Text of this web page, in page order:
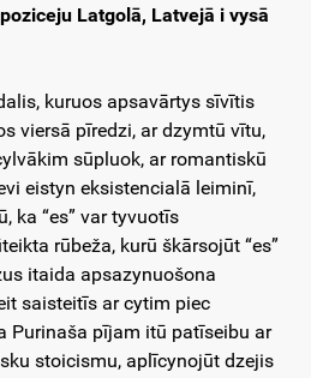
Latgolā, Latvejā i vysā
kuruos apsavārtys sīvītis
viersā pīredzi, ar dzymtū vītu,
sūpluok, ar romantiskū
eistyn eksistencialā leiminī,
ka “es” var tyvuotīs
rūbeža, kurū škārsojūt “es”
itaida apsazynuošona
saisteitīs ar cytim piec
Purinaša pījam itū patīseibu ar
stoicismu, aplīcynojūt dzejis